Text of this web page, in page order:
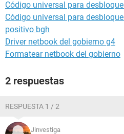
Código universal para
Código universal para
positivo bgh
Driver netbook del gobierno g4
Formatear netbook del gobierno
2 respuestas
RESPUESTA 1 / 2
Jinvestiga